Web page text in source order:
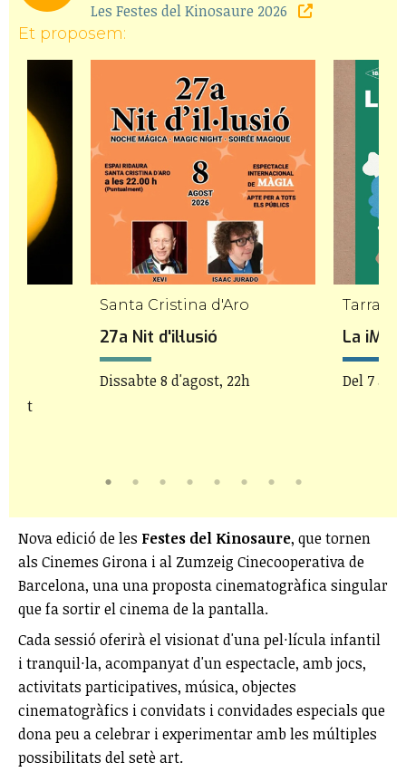
Les Festes del Kinosaure 2026
Et proposem:
Santa Cristina d'Aro
27a Nit d'il·lusió
Dissabte 8 d'agost, 22h
La
Del 7 al
Nova edició de les Festes del Kinosaure, que tornen
als Cinemes Girona i al Zumzeig Cinecooperativa de
Barcelona, una una proposta cinematogràfica singular
que fa sortir el cinema de la pantalla.
Cada sessió oferirà el visionat d'una pel·lícula infantil
i tranquil·la, acompanyat d'un espectacle, amb jocs,
activitats participatives, música, objectes
cinematogràfics i convidats i convidades especials que
dona peu a celebrar i experimentar amb les múltiples
possibilitats del setè art.